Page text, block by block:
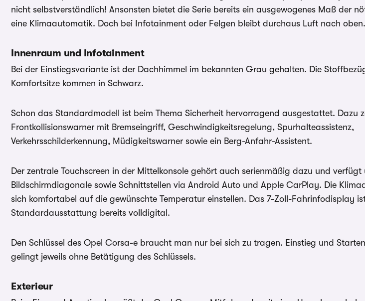
nicht selbstverständlich! Ansonsten bietet die Serie bereits ein ausgewogenes Maß der
eine Klimaautomatik. Doch bei Infotainment oder Felgen bleibt durchaus Luft nach oben.
Innenraum und Infotainment
Bei der Einstiegsvariante ist der Dachhimmel im bekannten Grau gehalten. Die
Komfortsitze kommen in Schwarz.
Schon das Standardmodell ist beim Thema Sicherheit hervorragend ausgestattet. Dazu
Frontkollisionswarner mit Bremseingriff, Geschwindigkeitsregelung, Spurhalteassistenz,
Verkehrsschilderkennung, Müdigkeitswarner sowie ein Berg-Anfahr-Assistent.
Der zentrale Touchscreen in der Mittelkonsole gehört auch serienmäßig dazu und verfügt
Bildschirmdiagonale sowie Schnittstellen via Android Auto und Apple CarPlay. Die
sich komfortabel auf die gewünschte Temperatur einstellen. Das 7-Zoll-Fahrinfodisplay
Standardausstattung bereits volldigital.
Den Schlüssel des Opel Corsa-e braucht man nur bei sich zu tragen. Einstieg und
gelingt jeweils ohne Betätigung des Schlüssels.
Exterieur